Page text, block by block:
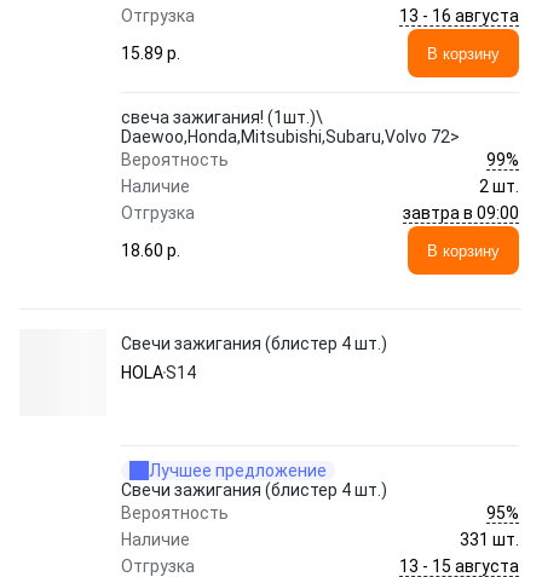
Отгрузка
13 - 16 августа
15.89 p.
В корзину
свеча зажигания! (1шт.)\
Daewoo,Honda,Mitsubishi,Subaru,Volvo 72>
Вероятность
99%
Наличие
2 шт.
Отгрузка
завтра в 09:00
18.60 p.
В корзину
Свечи зажигания (блистер 4 шт.)
HOLAS14
Лучшее предложение
Свечи зажигания (блистер 4 шт.)
Вероятность
95%
Наличие
331 шт.
Отгрузка
13 - 15 августа